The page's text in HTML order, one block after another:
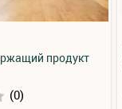
продукт
(0)